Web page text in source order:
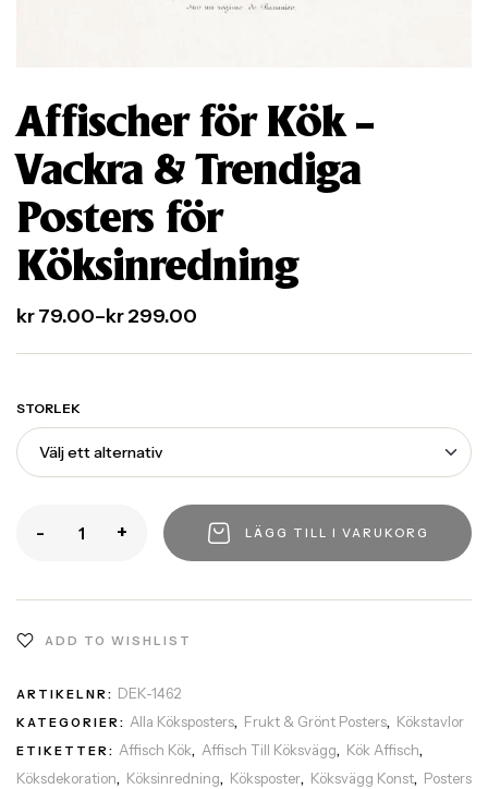
Affischer för Kök –
Vackra & Trendiga
Posters för
Köksinredning
kr79.00–kr299.00
STORLEK
- + LÄGG TILL I VARUKORG
ADD TO WISHLIST
ARTIKELNR: DEK-1462
KATEGORIER: Alla Köksposters, Frukt & Grönt Posters, Kökstavlor
ETIKETTER: Affisch Kök, Affisch Till Köksvägg, Kök Affisch,
Köksdekoration, Köksinredning, Köksposter, Köksvägg Konst, Posters